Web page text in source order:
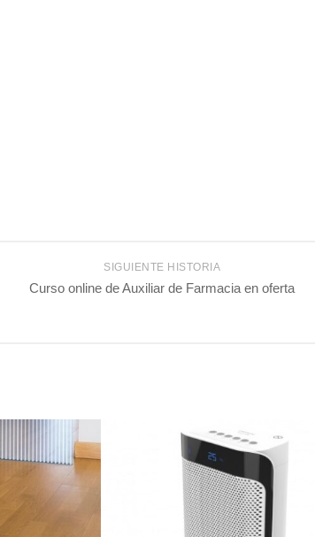
SIGUIENTE HISTORIA
Curso online de Auxiliar de Farmacia en oferta